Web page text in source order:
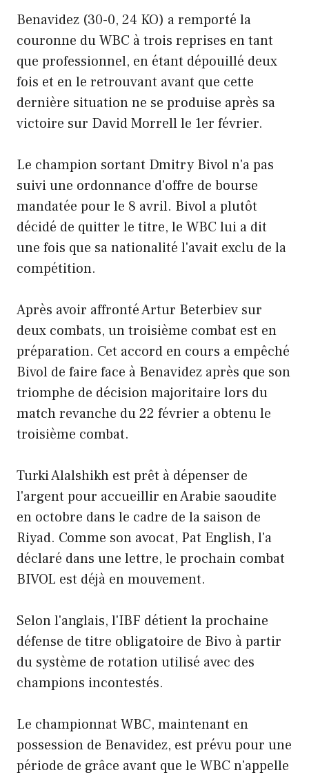
Benavidez (30-0, 24 KO) a remporté la
couronne du WBC à trois reprises en tant
que professionnel, en étant dépouillé deux
fois et en le retrouvant avant que cette
dernière situation ne se produise après sa
victoire sur David Morrell le 1er février.
Le champion sortant Dmitry Bivol n'a pas
suivi une ordonnance d'offre de bourse
mandatée pour le 8 avril. Bivol a plutôt
décidé de quitter le titre, le WBC lui a dit
une fois que sa nationalité l'avait exclu de la
compétition.
Après avoir affronté Artur Beterbiev sur
deux combats, un troisième combat est en
préparation. Cet accord en cours a empêché
Bivol de faire face à Benavidez après que son
triomphe de décision majoritaire lors du
match revanche du 22 février a obtenu le
troisième combat.
Turki Alalshikh est prêt à dépenser de
l'argent pour accueillir en Arabie saoudite
en octobre dans le cadre de la saison de
Riyad. Comme son avocat, Pat English, l'a
déclaré dans une lettre, le prochain combat
BIVOL est déjà en mouvement.
Selon l'anglais, l'IBF détient la prochaine
défense de titre obligatoire de Bivo à partir
du système de rotation utilisé avec des
champions incontestés.
Le championnat WBC, maintenant en
possession de Benavidez, est prévu pour une
période de grâce avant que le WBC n'appelle